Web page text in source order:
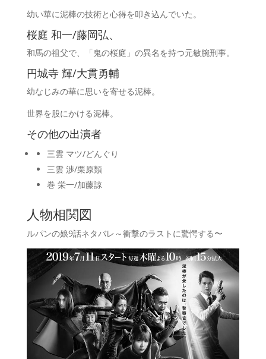
幼い華に泥棒の技術と心得を叩き込んでいた。
桜庭 和一/藤岡弘、
和馬の祖父で、「鬼の桜庭」の異名を持つ元敏腕刑事。
円城寺 輝/大貫勇輔
幼なじみの華に思いを寄せる泥棒。
世界を股にかける泥棒。
その他の出演者
三雲 マツ/どんぐり
三雲 渉/栗原類
巻 栄一/加藤諒
人物相関図
ルパンの娘9話ネタバレ～衝撃のラストに驚愕する〜